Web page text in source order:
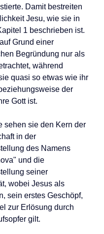
Damit bestreiten
Jesu, wie sie in
1 beschrieben ist.
Grund einer
Begründung nur als
während
quasi so etwas wie ihr
der
Gott ist.
sehen sie den Kern der
in der
des Namens
und die
seiner
wobei Jesus als
sein erstes Geschöpf,
zur Erlösung durch
gilt.